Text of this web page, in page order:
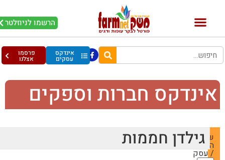
הרשמו לניוזלטר
אינדקס
עסקים
פרסמו
אצלנו
חברות וספקים
שם
החברה
/ עסק
גילדן חממות